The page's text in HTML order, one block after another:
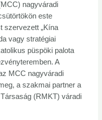
nagyváradi
este
szervezett „Kína
vagy stratégiai
püspöki palota
A
MCC nagyváradi
a szakmai partner a
(RMKT) váradi